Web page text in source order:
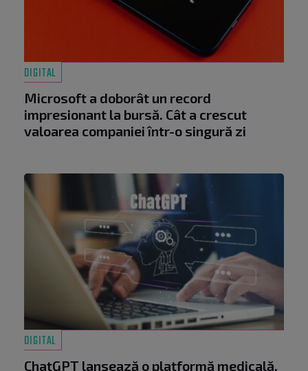
DIGITAL
Microsoft a doborât un record
impresionant la bursă. Cât a crescut
valoarea companiei într-o singură zi
DIGITAL
ChatGPT lansează o platformă medicală.